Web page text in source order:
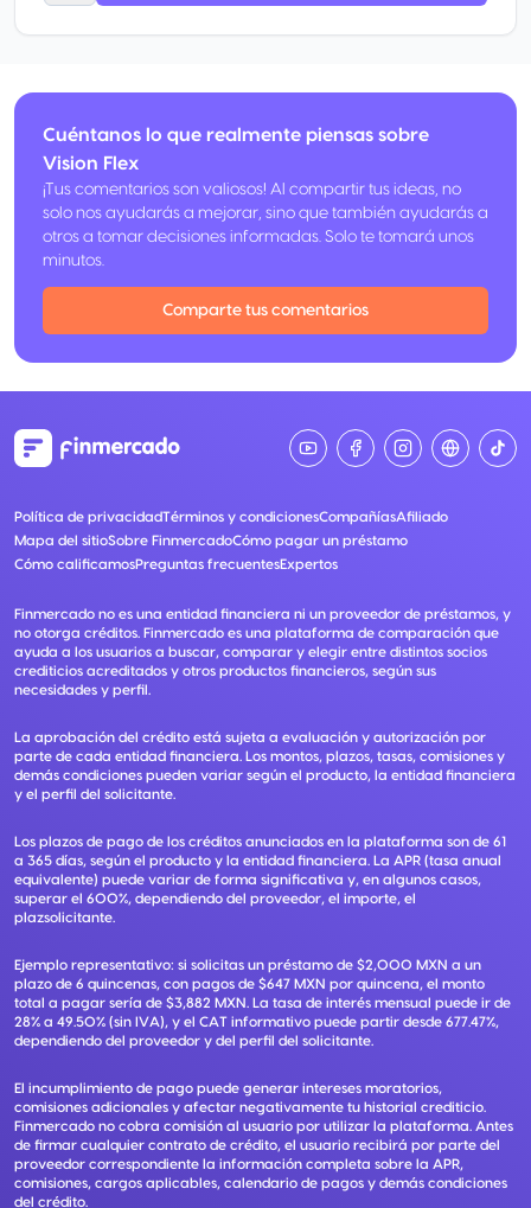
Cuéntanos lo que realmente piensas sobre
Vision Flex
¡Tus comentarios son valiosos! Al compartir tus ideas, no
solo nos ayudarás a mejorar, sino que también ayudarás a
otros a tomar decisiones informadas. Solo te tomará unos
minutos.
Comparte tus comentarios
Política de privacidadTérminos y condicionesCompañíasAfiliado
Mapa del sitioSobre FinmercadoCómo pagar un préstamo
Cómo calificamosPreguntas frecuentesExpertos
Finmercado no es una entidad financiera ni un proveedor de préstamos, y
no otorga créditos. Finmercado es una plataforma de comparación que
ayuda a los usuarios a buscar, comparar y elegir entre distintos socios
crediticios acreditados y otros productos financieros, según sus
necesidades y perfil.
La aprobación del crédito está sujeta a evaluación y autorización por
parte de cada entidad financiera. Los montos, plazos, tasas, comisiones y
demás condiciones pueden variar según el producto, la entidad financiera
y el perfil del solicitante.
Los plazos de pago de los créditos anunciados en la plataforma son de 61
a 365 días, según el producto y la entidad financiera. La APR (tasa anual
equivalente) puede variar de forma significativa y, en algunos casos,
superar el 600%, dependiendo del proveedor, el importe, el
plazsolicitante.
Ejemplo representativo: si solicitas un préstamo de $2,000 MXN a un
plazo de 6 quincenas, con pagos de $647 MXN por quincena, el monto
total a pagar sería de $3,882 MXN. La tasa de interés mensual puede ir de
28% a 49.50% (sin IVA), y el CAT informativo puede partir desde 677.47%,
dependiendo del proveedor y del perfil del solicitante.
El incumplimiento de pago puede generar intereses moratorios,
comisiones adicionales y afectar negativamente tu historial crediticio.
Finmercado no cobra comisión al usuario por utilizar la plataforma. Antes
de firmar cualquier contrato de crédito, el usuario recibirá por parte del
proveedor correspondiente la información completa sobre la APR,
comisiones, cargos aplicables, calendario de pagos y demás condiciones
del crédito.